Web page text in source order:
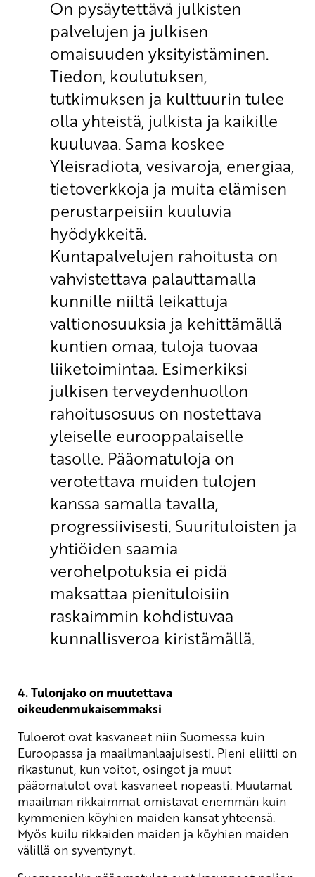
On pysäytettävä julkisten
palvelujen ja julkisen
omaisuuden yksityistäminen.
Tiedon, koulutuksen,
tutkimuksen ja kulttuurin tulee
olla yhteistä, julkista ja kaikille
kuuluvaa. Sama koskee
Yleisradiota, vesivaroja, energiaa,
tietoverkkoja ja muita elämisen
perustarpeisiin kuuluvia
hyödykkeitä.
Kuntapalvelujen rahoitusta on
vahvistettava palauttamalla
kunnille niiltä leikattuja
valtionosuuksia ja kehittämällä
kuntien omaa, tuloja tuovaa
liiketoimintaa. Esimerkiksi
julkisen terveydenhuollon
rahoitusosuus on nostettava
yleiselle eurooppalaiselle
tasolle. Pääomatuloja on
verotettava muiden tulojen
kanssa samalla tavalla,
progressiivisesti. Suurituloisten ja
yhtiöiden saamia
verohelpotuksia ei pidä
maksattaa pienituloisiin
raskaimmin kohdistuvaa
kunnallisveroa kiristämällä.
4. Tulonjako on muutettava
oikeudenmukaisemmaksi
Tuloerot ovat kasvaneet niin Suomessa kuin
Euroopassa ja maailmanlaajuisesti. Pieni eliitti on
rikastunut, kun voitot, osingot ja muut
pääomatulot ovat kasvaneet nopeasti. Muutamat
maailman rikkaimmat omistavat enemmän kuin
kymmenien köyhien maiden kansat yhteensä.
Myös kuilu rikkaiden maiden ja köyhien maiden
välillä on syventynyt.